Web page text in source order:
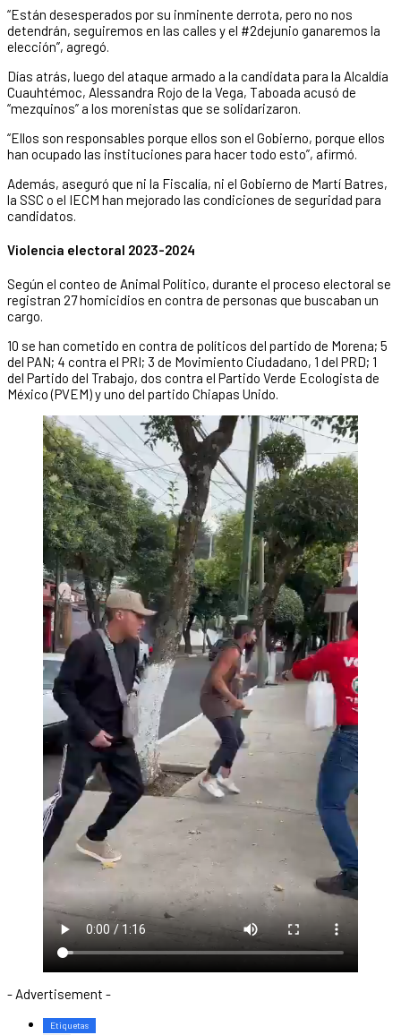
“Están desesperados por su inminente derrota, pero no nos
detendrán, seguiremos en las calles y el #2dejunio ganaremos la
elección”, agregó.
Días atrás, luego del ataque armado a la candidata para la Alcaldía
Cuauhtémoc, Alessandra Rojo de la Vega, Taboada acusó de
“mezquinos” a los morenistas que se solidarizaron.
“Ellos son responsables porque ellos son el Gobierno, porque ellos
han ocupado las instituciones para hacer todo esto”, afirmó.
Además, aseguró que ni la Fiscalía, ni el Gobierno de Martí Batres,
la SSC o el IECM han mejorado las condiciones de seguridad para
candidatos.
Violencia electoral 2023-2024
Según el conteo de Animal Político, durante el proceso electoral se
registran 27 homicidios en contra de personas que buscaban un
cargo.
10 se han cometido en contra de políticos del partido de Morena; 5
del PAN; 4 contra el PRI; 3 de Movimiento Ciudadano, 1 del PRD; 1
del Partido del Trabajo, dos contra el Partido Verde Ecologista de
México (PVEM) y uno del partido Chiapas Unido.
- Advertisement -
Etiquetas